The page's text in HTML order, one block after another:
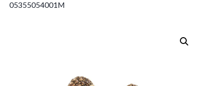
05355054001M